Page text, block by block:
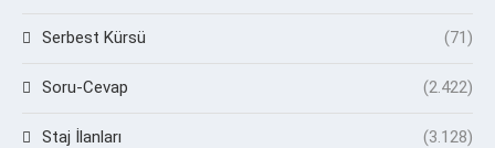
Serbest Kürsü (71)
Soru-Cevap (2.422)
Staj İlanları (3.128)